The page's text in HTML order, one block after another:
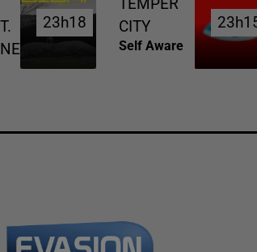
23h18
23h18
TEMPER
CITY
Self Aware